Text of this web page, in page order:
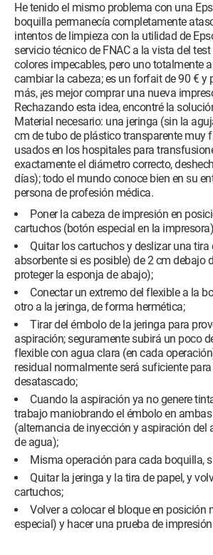
He tenido el mismo problema con una
boquilla permanecía completamente
intentos de limpieza con la utilidad de
servicio técnico de FNAC a la vista del
colores impecables, pero uno totalmente
cambiar la cabeza; es un forfait de 90 € y
más, ¡es mejor comprar una nueva
Rechazando esta idea, encontré la
Material necesario: una jeringa (sin la
cm de tubo de plástico transparente muy
usados en los hospitales para
exactamente el diámetro correcto,
días); todo el mundo conoce bien en su
persona de profesión médica.
Poner la cabeza de impresión en
cartuchos (botón especial en la
Quitar los cartuchos y deslizar una tira
absorbente si es posible) de 2 cm debajo
proteger la esponja de abajo);
Conectar un extremo del flexible a la
otro a la jeringa, de forma hermética;
Tirar del émbolo de la jeringa para
aspiración; seguramente subirá un poco
flexible con agua clara (en cada
residual normalmente será suficiente
desatascado;
Cuando la aspiración ya no genere
trabajo maniobrando el émbolo en
(alternancia de inyección y aspiración del
de agua);
Misma operación para cada boquilla,
Quitar la jeringa y la tira de papel, y
cartuchos;
Volver a colocar el bloque en posición
especial) y hacer una prueba de